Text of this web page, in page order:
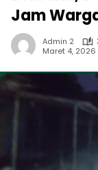
Jam
Admin 2
Maret 4, 2026